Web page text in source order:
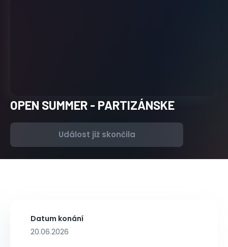
OPEN SUMMER - PARTIZÁNSKE
Událost již skončila
Datum konání
20.06.2026